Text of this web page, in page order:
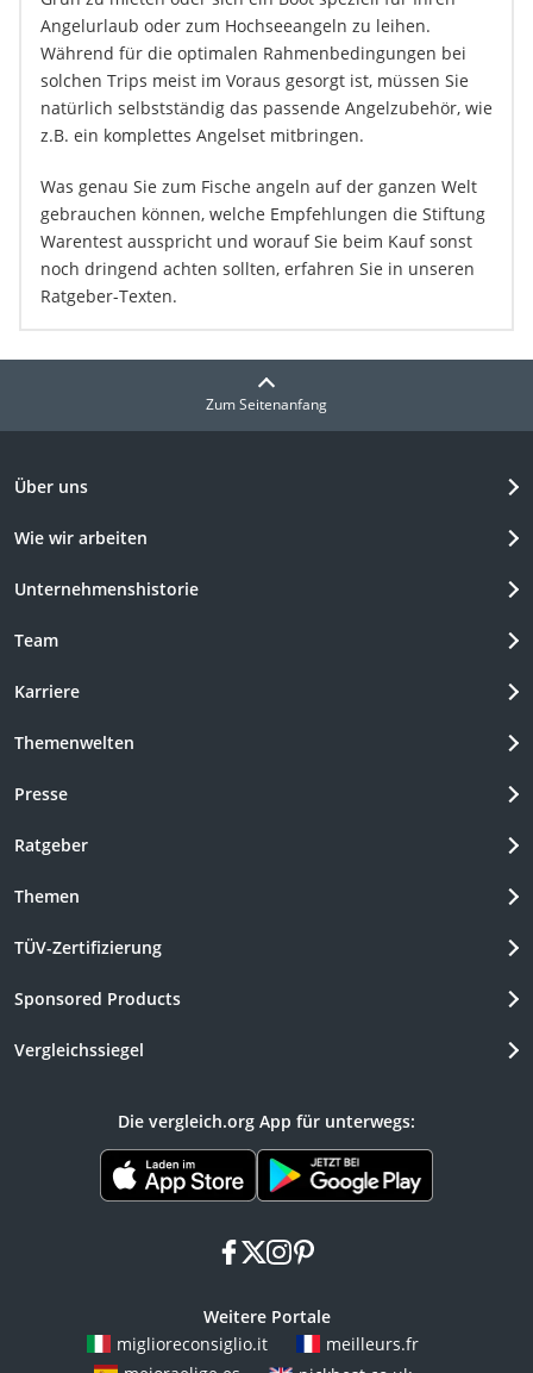
Angelurlaub oder zum Hochseeangeln zu leihen.
Während für die optimalen Rahmenbedingungen bei
solchen Trips meist im Voraus gesorgt ist, müssen Sie
natürlich selbstständig das passende Angelzubehör, wie
z.B. ein komplettes Angelset mitbringen.
Was genau Sie zum Fische angeln auf der ganzen Welt
gebrauchen können, welche Empfehlungen die Stiftung
Warentest ausspricht und worauf Sie beim Kauf sonst
noch dringend achten sollten, erfahren Sie in unseren
Ratgeber-Texten.
Zum Seitenanfang
Über uns
Wie wir arbeiten
Unternehmenshistorie
Team
Karriere
Themenwelten
Presse
Ratgeber
Themen
TÜV-Zertifizierung
Sponsored Products
Vergleichssiegel
Die vergleich.org App für unterwegs:
facebook
x instagram
pinterest
Weitere Portale
miglioreconsiglio.it
meilleurs.fr